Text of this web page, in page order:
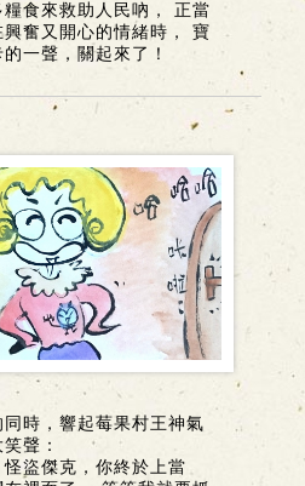
糧食來救助人民吶， 正當
興奮又開心的情緒時， 寶
一聲，關起來了！
同時，響起莓果村王神氣
聲：
怪盜傑克，你終於上當